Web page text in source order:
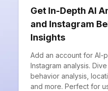
Get In-Depth AI
and Instagram
Insights
Add an account for AI-
Instagram analysis.
behavior analysis,
and more. Perfect for